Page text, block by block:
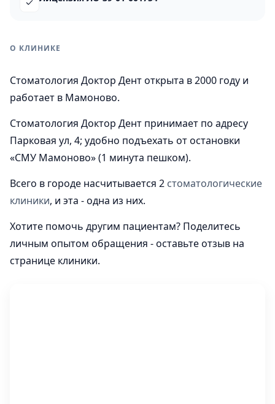
О КЛИНИКЕ
Стоматология Доктор Дент открыта в 2000 году и
работает в Мамоново.
Стоматология Доктор Дент принимает по адресу
Парковая ул, 4; удобно подъехать от остановки
«СМУ Мамоново» (1 минута пешком).
Всего в городе насчитывается 2 стоматологические
клиники, и эта - одна из них.
Хотите помочь другим пациентам? Поделитесь
личным опытом обращения - оставьте отзыв на
странице клиники.